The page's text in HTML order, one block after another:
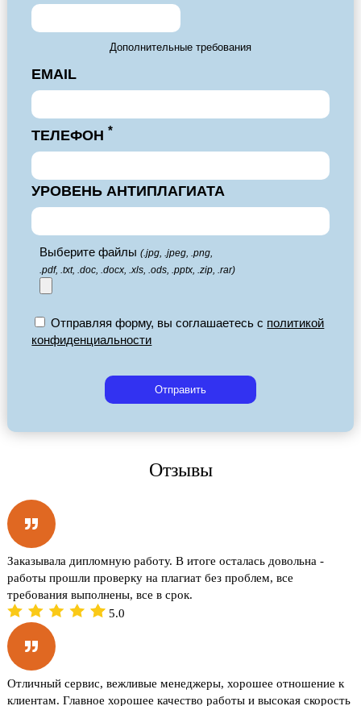
Дополнительные требования
EMAIL
ТЕЛЕФОН*
УРОВЕНЬ АНТИПЛАГИАТА
Выберите файлы(.jpg, .jpeg, .png,
.pdf, .txt, .doc, .docx, .xls, .ods, .pptx, .zip, .rar)
Отправляя форму, вы соглашаетесь с политикой
конфиденциальности
Отправить
Отзывы
Заказывала дипломную работу. В итоге осталась довольна -
работы прошли проверку на плагиат без проблем, все
требования выполнены, все в срок.
5.0
Отличный сервис, вежливые менеджеры, хорошее отношение к
клиентам. Главное хорошее качество работы и высокая скорость